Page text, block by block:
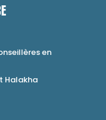
en
Halakha